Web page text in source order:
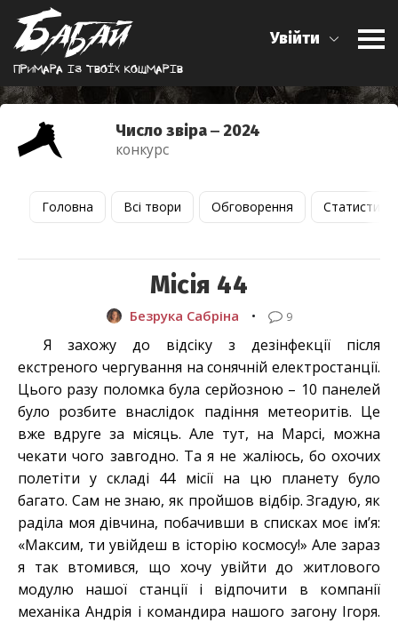
Примара iз твоїх кошмарiв
Увійти
Число звіра ‒ 2024
конкурс
Головна Всі твори Обговорення Статистика
Місія 44
Безрука Сабріна • 9
Я захожу до відсіку з дезінфекції після
екстреного чергування на сонячній електростанції.
Цього разу поломка була серйозною – 10 панелей
було розбите внаслідок падіння метеоритів. Це
вже вдруге за місяць. Але тут, на Марсі, можна
чекати чого завгодно. Та я не жаліюсь, бо охочих
полетіти у складі 44 місії на цю планету було
багато. Сам не знаю, як пройшов відбір. Згадую, як
раділа моя дівчина, побачивши в списках моє ім’я:
«Максим, ти увійдеш в історію космосу!» Але зараз
я так втомився, що хочу увійти до житлового
модулю нашої станції і відпочити в компанії
механіка Андрія і командира нашого загону Ігоря.